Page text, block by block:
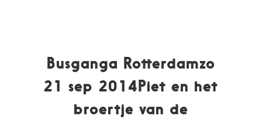
Busganga Rotterdamzo
21 sep 2014Piet en het
broertje van de